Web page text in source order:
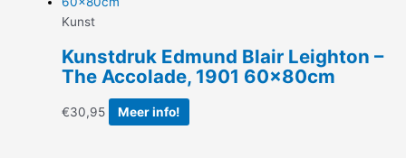
Kunst
Kunstdruk Edmund Blair Leighton –
The Accolade, 1901 60x80cm
€30,95 Meer info!